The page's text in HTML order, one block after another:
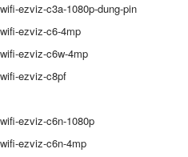
ezviz-c3a-1080p-dung-pin
ezviz-c6-4mp
ezviz-c6w-4mp
ezviz-c8pf
ezviz-c6n-1080p
ezviz-c6n-4mp